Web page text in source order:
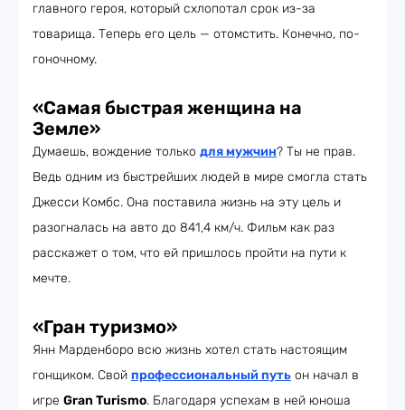
главного героя, который схлопотал срок из-за
товарища. Теперь его цель — отомстить. Конечно, по-
гоночному.
«Самая быстрая женщина на
Земле»
Думаешь, вождение только для мужчин? Ты не прав.
Ведь одним из быстрейших людей в мире смогла стать
Джесси Комбс. Она поставила жизнь на эту цель и
разогналась на авто до 841,4 км/ч. Фильм как раз
расскажет о том, что ей пришлось пройти на пути к
мечте.
«Гран туризмо»
Янн Марденборо всю жизнь хотел стать настоящим
гонщиком. Свой профессиональный путь он начал в
игре Gran Turismo. Благодаря успехам в ней юноша